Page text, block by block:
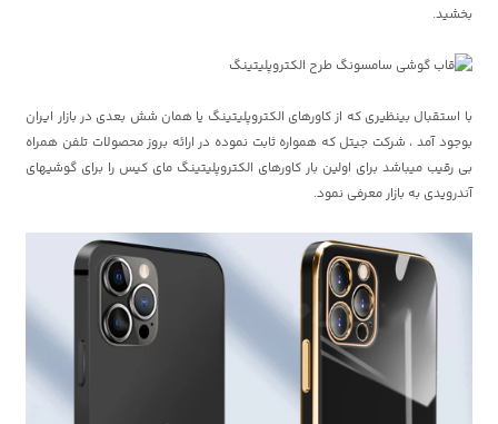
بخشید.
با استقبال بینظیری که از کاورهای الکتروپلیتینگ یا همان شش بعدی در بازار ایران
بوجود آمد ، شرکت جیتل که همواره ثابت نموده در ارائه بروز محصولات تلفن همراه
بی رقیب میباشد برای اولین بار کاورهای الکتروپلیتینگ مای کیس را برای گوشیهای
آندرویدی به بازار معرفی نمود.